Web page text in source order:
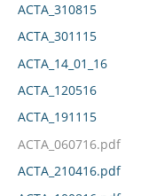
ACTA_310815
ACTA_301115
ACTA_14_01_16
ACTA_120516
ACTA_191115
ACTA_060716.pdf
ACTA_210416.pdf